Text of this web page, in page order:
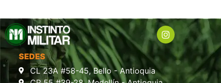
SEDES
CL 23A #58-45, Bello - Antioquia